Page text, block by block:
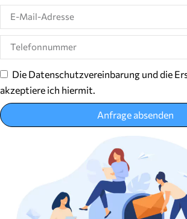
Die Datenschutzvereinbarung und die
akzeptiere ich hiermit.
Anfrage absenden